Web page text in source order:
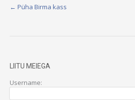
Post
← Püha Birma kass
LIITU MEIEGA
Username: